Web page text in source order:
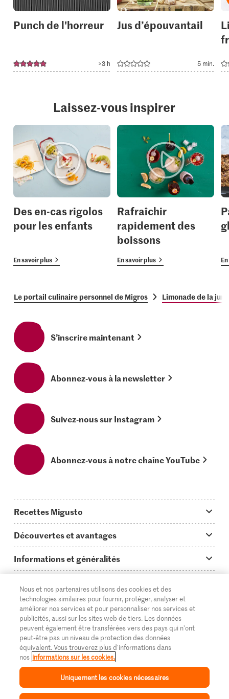
Punch de l'horreur
>3 h
Jus d’épouvantail
5 min.
Laissez-vous inspirer
Des en-cas rigolos
pour les enfants
En savoir plus
Rafraîchir
rapidement des
boissons
En savoir plus
Le portail culinaire personnel de Migros Limonade de la
S’inscrire maintenant
Abonnez-vous à la newsletter
Suivez-nous sur Instagram
Abonnez-vous à notre chaîne YouTube
Recettes Migusto
Idées de menus
Plats principaux
Simple & vite prêt
Apéritif
Préparations au four
Enfants & famille
Toutes les recettes
Découvertes et avantages
On en parle...
Tutoriels
Glossaire des ingrédients
Login Migusto
Magazine Migusto
Informations et généralités
Questions concernant Migusto
Cuisiner avec Migusto
Service clientèle & contact
Publicité
Impressum
Mentions légales
Supermarché
Migros Online
À propos de Migros
Magasins
Cumulus
© 2026 La Fédération des coopératives Migros
DE FR IT
Nous et nos partenaires utilisons des cookies et des
technologies similaires pour fournir, protéger, analyser et
améliorer nos services et pour personnaliser nos services et
publicités, aussi sur les sites web de tiers. Les données
peuvent également être transférées vers des pays qui n'ont
peut-être pas un niveau de protection des données
équivalent. Vous trouverez plus d'informations dans
nos informations sur les cookies.
Uniquement les cookies nécessaires